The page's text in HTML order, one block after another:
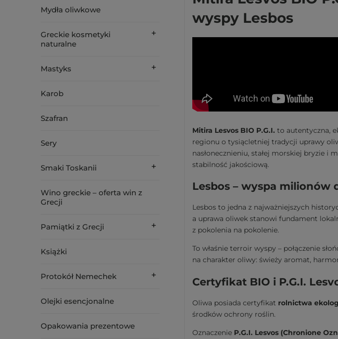
Mydła oliwkowe
Greckie kosmetyki
naturalne
Mastyks
Karob
Szafran
Sery
Smaki Toskanii
Wino greckie – oferta win z
Grecji
Pamiątki z Grecji
Książki
Protokół Nemechek
Olejki esencjonalne
Opakowania prezentowe
wyspy Lesbos
Mitira Lesvos BIO P.G.I. to autentyczna,
regionu o tysiącletniej tradycji uprawy
nasłonecznieniu, stałej morskiej bryzie
stabilność jakościową.
Lesbos – wyspa milionów
Lesbos to jedna z najważniejszych
a uprawa oliwek stanowi fundament
z pokolenia na pokolenie.
To właśnie terroir wyspy – połączenie
na charakter oliwy: świeży aromat,
Certyfikat BIO i P.G.I.
Oliwa posiada certyfikat rolnictwa
środków ochrony roślin.
Oznaczenie P.G.I. Lesvos (Chronione